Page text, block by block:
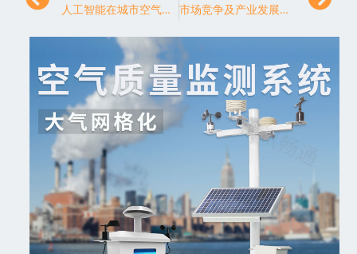
人工智能在城市空气污染监测中的应用前景与展望
市场竞争及产业发展影响下的空气污染监测